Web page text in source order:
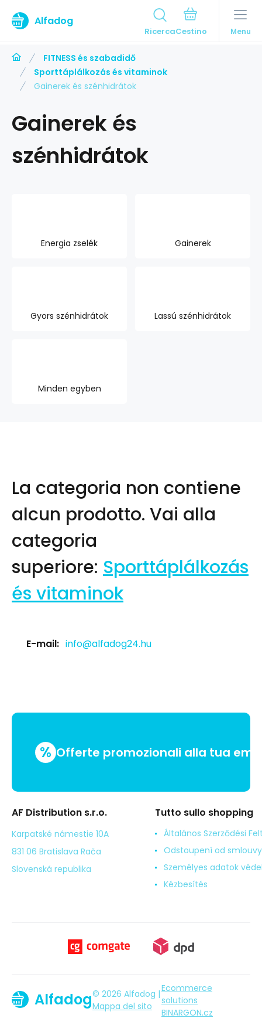
Alfadog
Ricerca Menu
FITNESS és szabadidő
Sporttáplálkozás és vitaminok
Gainerek és szénhidrátok
Gainerek és
szénhidrátok
Energia zselék Gainerek
Gyors szénhidrátok Lassú szénhidrátok
Minden egyben
La categoria non contiene
alcun prodotto. Vai alla
categoria
superiore: Sporttáplálkozás
és vitaminok
E-mail: info@alfadog24.hu
% Offerte promozionali alla tua
AF Distribution s.r.o.
Karpatské námestie 10A
831 06 Bratislava Rača
Slovenská republika
Tutto sullo shopping
Általános Szerződési
Odstoupení od smlouvy
Személyes adatok
Kézbesítés
Alfadog© 2026 Alfadog |
Mappa del sito
Ecommerce
solutions
BINARGON.cz